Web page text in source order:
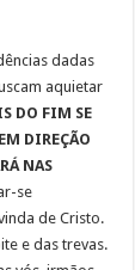
dadas
aquietar
DO FIM SE
DIREÇÃO
NAS
se
de Cristo.
e das trevas.